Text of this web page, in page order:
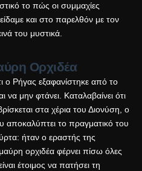
το πώς οι συμμαχίες
και στο παρελθόν με τον
του μυστικά.
Ορχιδέα
ο Ρήγας εξαφανίστηκε από το
να μην φτάνει. Καταλαβαίνει ότι
στα χέρια του Διονύση, ο
αποκαλύπτει το πραγματικό του
ήταν ο εραστής της
ορχιδέα φέρνει πίσω όλες
έτοιμος να πατήσει τη